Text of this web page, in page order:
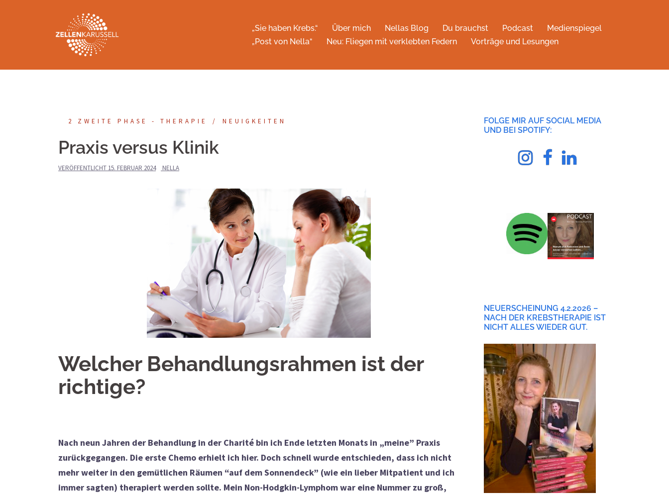
„Sie haben Krebs.“ Über mich Nellas Blog Du brauchst Podcast
Medienspiegel
„Post von Nella“
Neu: Fliegen mit verklebten Federn Vorträge und Lesungen
2 ZWEITE PHASE - THERAPIE NEUIGKEITEN
Praxis versus Klinik
VERÖFFENTLICHT 15. FEBRUAR 2024 NELLA
Welcher Behandlungsrahmen ist der
richtige?
Nach neun Jahren der Behandlung in der Charité bin ich Ende letzten Monats in „meine” Praxis
zurückgegangen. Die erste Chemo erhielt ich hier. Doch schnell wurde entschieden, dass ich nicht
mehr weiter in den gemütlichen Räumen “auf dem Sonnendeck” (wie ein lieber Mitpatient und ich
immer sagten) therapiert werden sollte. Mein Non-Hodgkin-Lymphom war eine Nummer zu groß,
FOLGE MIR AUF SOCIAL MEDIA
UND BEI SPOTIFY:
Instagram
facebook
NEUERSCHEINUNG 4.2.2026 –
NACH DER KREBSTHERAPIE IST
NICHT ALLES WIEDER GUT.